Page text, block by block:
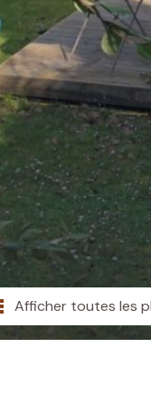
Afficher toutes les